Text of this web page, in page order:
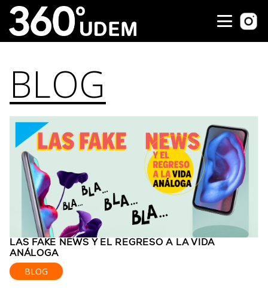
BLOG
LAS FAKE NEWS Y EL REGRESO A LA VIDA
ANÁLOGA
BLOG